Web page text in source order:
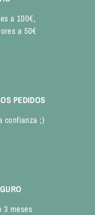
a 100€,
a 50€
PEDIDOS
confianza ;)
3 meses